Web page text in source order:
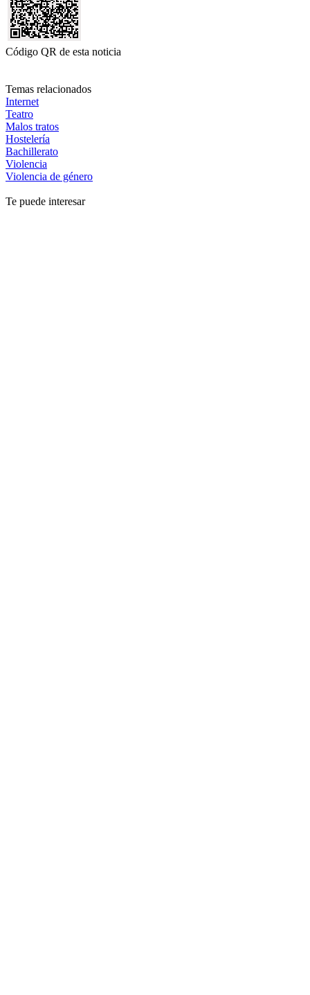
Código QR de esta noticia
Temas relacionados
Internet
Teatro
Malos tratos
Hostelería
Bachillerato
Violencia
Violencia de género
Te puede interesar